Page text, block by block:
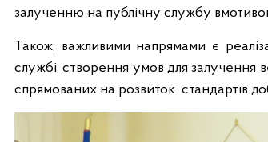
залученню на публічну службу
Також, важливими напрямами є
службі, створення умов для залучення
спрямованих на розвиток стандартів